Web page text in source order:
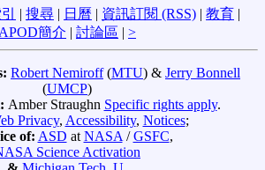
| 搜尋 | 日曆 | 資訊訂閱 (RSS) | 教育 |
APOD簡介 | 討論區 | >
Robert Nemiroff(MTU) & Jerry Bonnell
(UMCP)
Amber Straughn Specific rights apply.
Privacy, Accessibility, Notices;
of: ASD at NASA /GSFC,
Science Activation